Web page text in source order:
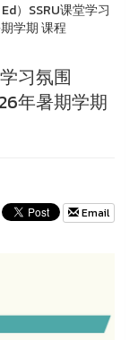
）SSRU课堂学习
学期 课程
习氛围
年暑期学期
Email